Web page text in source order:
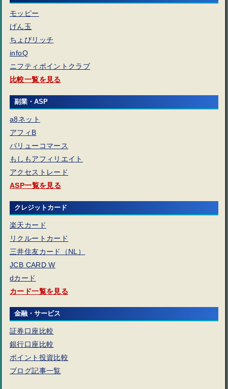
モッピー
げん玉
ちょびリッチ
infoQ
ニフティポイントクラブ
比較一覧を見る
副業・ASP
a8ネット
アフィB
バリューコマース
もしもアフィリエイト
アクセストレード
ASP一覧を見る
クレジットカード
楽天カード
リクルートカード
三井住友カード（NL）
JCB CARD W
dカード
カード一覧を見る
金融・サービス
証券口座比較
銀行口座比較
ポイント投資比較
ブログ記事一覧